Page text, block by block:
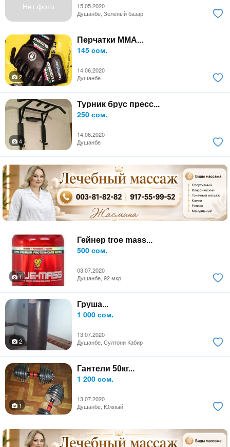
Нет фото
15.05.2020
Душанбе, Зеленый базар
Перчатки MMA...
145 сом.
14.06.2020
2
Душанбе
Турник брус пресс...
250 сом.
14.06.2020
4
Душанбе
Гейнер troe mass...
500 сом.
03.07.2020
1
Душанбе, 92 мкр
Груша...
1 000 сом.
13.07.2020
2
Душанбе, Султони Кабир
Гантели 50кг...
1 200 сом.
13.07.2020
1
Душанбе, Южный